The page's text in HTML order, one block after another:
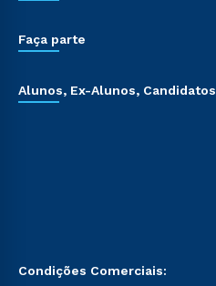
Faça parte
Alunos, Ex-Alunos, Candidatos
Condições Comerciais: